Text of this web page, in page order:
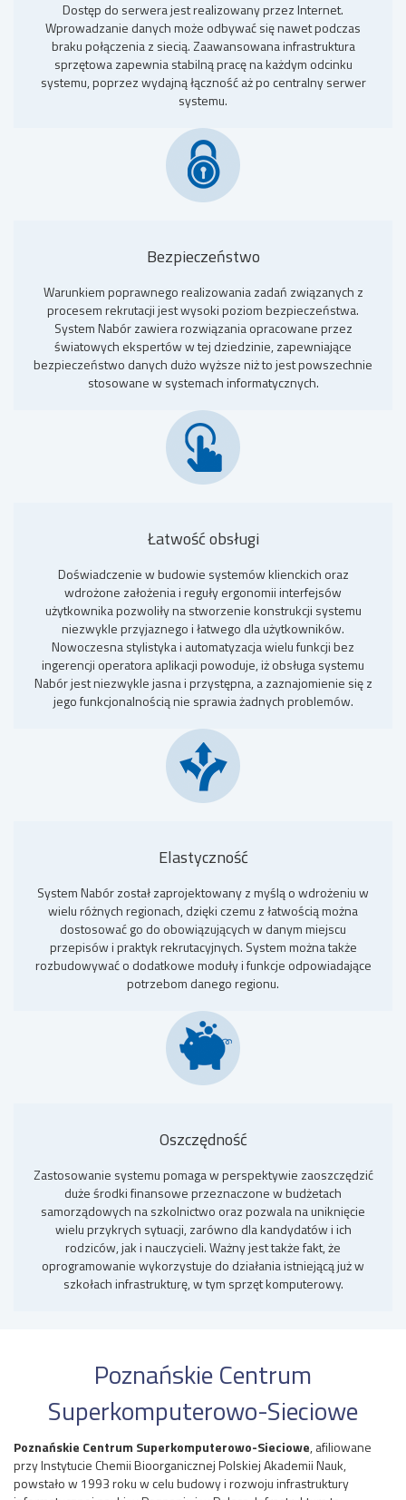
Dostęp do serwera jest realizowany przez Internet.
Wprowadzanie danych może odbywać się nawet podczas
braku połączenia z siecią. Zaawansowana infrastruktura
sprzętowa zapewnia stabilną pracę na każdym odcinku
systemu, poprzez wydajną łączność aż po centralny serwer
systemu.
Bezpieczeństwo
Warunkiem poprawnego realizowania zadań związanych z
procesem rekrutacji jest wysoki poziom bezpieczeństwa.
System Nabór zawiera rozwiązania opracowane przez
światowych ekspertów w tej dziedzinie, zapewniające
bezpieczeństwo danych dużo wyższe niż to jest powszechnie
stosowane w systemach informatycznych.
Łatwość obsługi
Doświadczenie w budowie systemów klienckich oraz
wdrożone założenia i reguły ergonomii interfejsów
użytkownika pozwoliły na stworzenie konstrukcji systemu
niezwykle przyjaznego i łatwego dla użytkowników.
Nowoczesna stylistyka i automatyzacja wielu funkcji bez
ingerencji operatora aplikacji powoduje, iż obsługa systemu
Nabór jest niezwykle jasna i przystępna, a zaznajomienie się z
jego funkcjonalnością nie sprawia żadnych problemów.
Elastyczność
System Nabór został zaprojektowany z myślą o wdrożeniu w
wielu różnych regionach, dzięki czemu z łatwością można
dostosować go do obowiązujących w danym miejscu
przepisów i praktyk rekrutacyjnych. System można także
rozbudowywać o dodatkowe moduły i funkcje odpowiadające
potrzebom danego regionu.
Oszczędność
Zastosowanie systemu pomaga w perspektywie zaoszczędzić
duże środki finansowe przeznaczone w budżetach
samorządowych na szkolnictwo oraz pozwala na uniknięcie
wielu przykrych sytuacji, zarówno dla kandydatów i ich
rodziców, jak i nauczycieli. Ważny jest także fakt, że
oprogramowanie wykorzystuje do działania istniejącą już w
szkołach infrastrukturę, w tym sprzęt komputerowy.
Poznańskie Centrum
Superkomputerowo-Sieciowe
Poznańskie Centrum Superkomputerowo-Sieciowe, afiliowane
przy Instytucie Chemii Bioorganicznej Polskiej Akademii Nauk,
powstało w 1993 roku w celu budowy i rozwoju infrastruktury